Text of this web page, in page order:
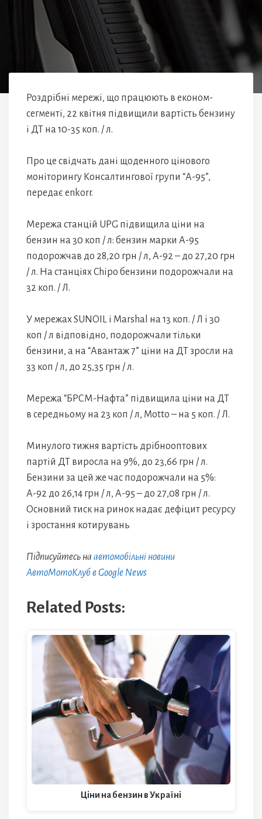
Роздрібні мережі, що працюють в економ-
сегменті, 22 квітня підвищили вартість бензину
і ДТ на 10-35 коп. / л.
Про це свідчать дані щоденного цінового
моніторингу Консалтингової групи “А-95”,
передає enkorr.
Мережа станцій UPG підвищила ціни на
бензин на 30 коп / л: бензин марки А-95
подорожчав до 28,20 грн / л, А-92 – до 27,20 грн
/ л. На станціях Chipo бензини подорожчали на
32 коп. / Л.
У мережах SUNOIL і Marshal на 13 коп. / Л і 30
коп / л відповідно, подорожчали тільки
бензини, а на “Авантаж 7” ціни на ДТ зросли на
33 коп / л, до 25,35 грн / л.
Мережа “БРСМ-Нафта” підвищила ціни на ДТ
в середньому на 23 коп / л, Motto – на 5 коп. / Л.
Минулого тижня вартість дрібнооптових
партій ДТ виросла на 9%, до 23,66 грн / л.
Бензини за цей же час подорожчали на 5%:
А-92 до 26,14 грн / л, А-95 – до 27,08 грн / л.
Основний тиск на ринок надає дефіцит ресурсу
і зростання котирувань
Підписуйтесь на автомобільні новини
АвтоМотоКлуб в Google News
Related Posts:
Ціни на бензин в Україні